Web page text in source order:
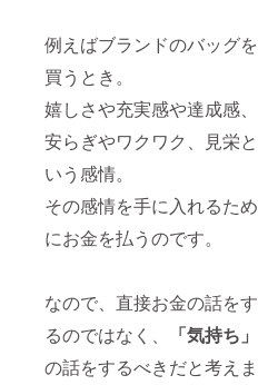
例えばブランドのバッグを
買うとき。
嬉しさや充実感や達成感、
安らぎやワクワク、見栄と
いう感情。
その感情を手に入れるため
にお金を払うのです。
なので、直接お金の話をす
るのではなく、
「気持ち」
の話をするべきだと考えま